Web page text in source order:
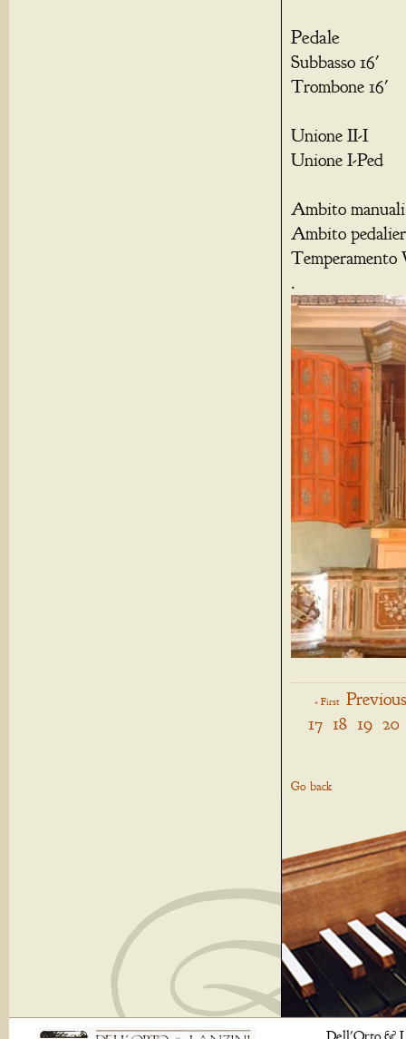
Pedale
Subbasso 16'
Trombone 16'
Unione II-I
Unione I-Ped
Ambito
Ambito
.
« First Previous
17 18 19 20
Go back